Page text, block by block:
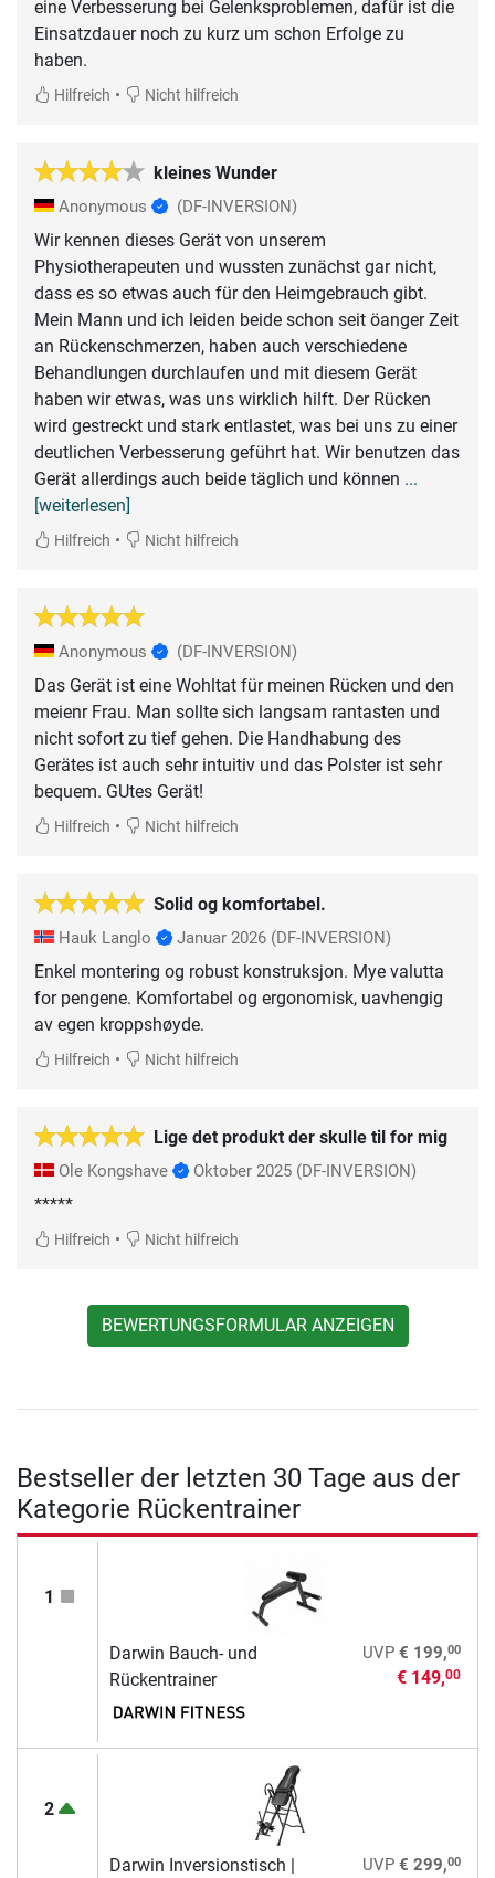
eine Verbesserung bei Gelenksproblemen, dafür ist die
Einsatzdauer noch zu kurz um schon Erfolge zu
haben.
Hilfreich • Nicht hilfreich
kleines Wunder
Anonymous (DF-INVERSION)
Wir kennen dieses Gerät von unserem
Physiotherapeuten und wussten zunächst gar nicht,
dass es so etwas auch für den Heimgebrauch gibt.
Mein Mann und ich leiden beide schon seit öanger Zeit
an Rückenschmerzen, haben auch verschiedene
Behandlungen durchlaufen und mit diesem Gerät
haben wir etwas, was uns wirklich hilft. Der Rücken
wird gestreckt und stark entlastet, was bei uns zu einer
deutlichen Verbesserung geführt hat. Wir benutzen das
Gerät allerdings auch beide täglich und können ...
[weiterlesen]
Hilfreich • Nicht hilfreich
Anonymous (DF-INVERSION)
Das Gerät ist eine Wohltat für meinen Rücken und den
meienr Frau. Man sollte sich langsam rantasten und
nicht sofort zu tief gehen. Die Handhabung des
Gerätes ist auch sehr intuitiv und das Polster ist sehr
bequem. GUtes Gerät!
Hilfreich • Nicht hilfreich
Solid og komfortabel.
Hauk Langlo Januar 2026 (DF-INVERSION)
Enkel montering og robust konstruksjon. Mye valutta
for pengene. Komfortabel og ergonomisk, uavhengig
av egen kroppshøyde.
Hilfreich • Nicht hilfreich
Lige det produkt der skulle til for mig
Ole Kongshave Oktober 2025 (DF-INVERSION)
*****
Hilfreich • Nicht hilfreich
BEWERTUNGSFORMULAR ANZEIGEN
Bestseller der letzten 30 Tage aus der
Kategorie Rückentrainer
1
Darwin Bauch- und
Rückentrainer
UVP € 199,00
€ 149,00
2
Darwin Inversionstisch | UVP € 299,00